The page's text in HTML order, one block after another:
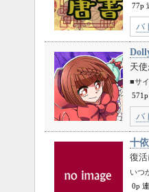
77p
バ
天
■サ
バ
十依
復
いつ
0p